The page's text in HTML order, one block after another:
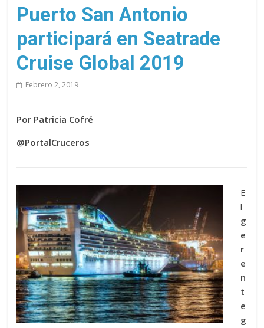
de
cruceros
en
un
solo
Puerto San Antonio
participará en Seatrade
Cruise Global 2019
Febrero 2, 2019
Por Patricia Cofré
@PortalCruceros
E
l
g
e
r
e
n
t
e
g